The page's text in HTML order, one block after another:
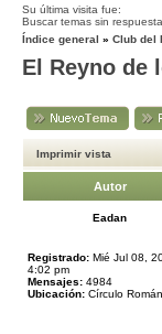
Su última visita fue:
Buscar temas sin respuesta
Índice general » Club del
El Reyno de
Imprimir vista
Autor
Eadan
Registrado: Mié Jul 08,
4:02 pm
Mensajes: 4984
Ubicación: Círculo